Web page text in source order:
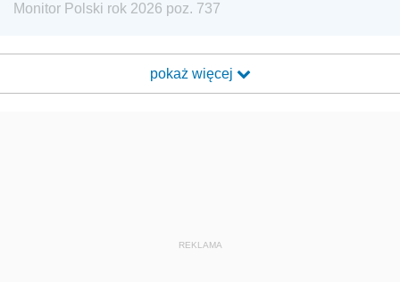
Monitor Polski rok 2026 poz. 737
pokaż więcej
REKLAMA